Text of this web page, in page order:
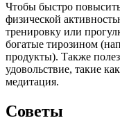
Чтобы быстро
физической
тренировку или
богатые тирозином
продукты). Также
удовольствие, такие
медитация.
Советы